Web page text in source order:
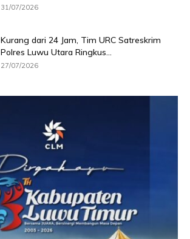
31/07/2026
Kurang dari 24 Jam, Tim URC Satreskrim
Polres Luwu Utara Ringkus...
27/07/2026